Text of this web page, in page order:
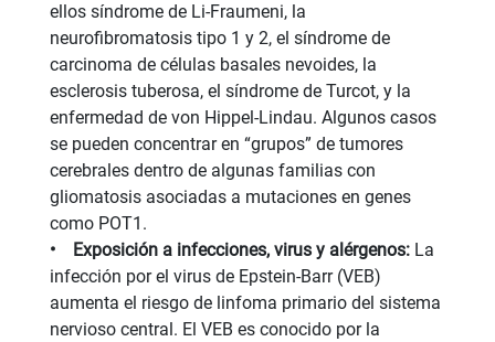
ellos síndrome de Li-Fraumeni, la
neurofibromatosis tipo 1 y 2, el síndrome de
carcinoma de células basales nevoides, la
esclerosis tuberosa, el síndrome de Turcot, y la
enfermedad de von Hippel-Lindau. Algunos casos
se pueden concentrar en “grupos” de tumores
cerebrales dentro de algunas familias con
gliomatosis asociadas a mutaciones en genes
como POT1.
• Exposición a infecciones, virus y alérgenos: La
infección por el virus de Epstein-Barr (VEB)
aumenta el riesgo de linfoma primario del sistema
nervioso central. El VEB es conocido por la